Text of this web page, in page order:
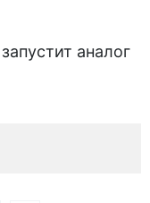
аналог